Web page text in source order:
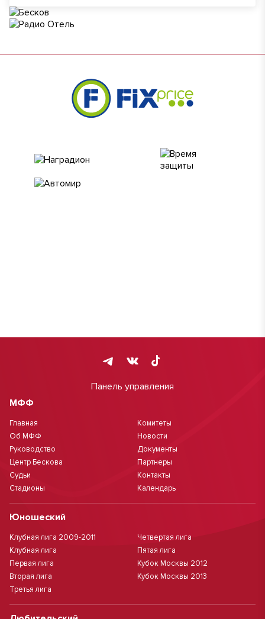
Панель управления
МФФ
Главная
Об МФФ
Руководство
Центр Бескова
Судьи
Стадионы
Комитеты
Новости
Документы
Партнеры
Контакты
Календарь
Юношеский
Клубная лига 2009-2011
Клубная лига
Первая лига
Вторая лига
Третья лига
Четвертая лига
Пятая лига
Кубок Москвы 2012
Кубок Москвы 2013